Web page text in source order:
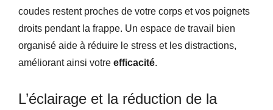
coudes restent proches de votre corps et vos poignets
droits pendant la frappe. Un espace de travail bien
organisé aide à réduire le stress et les distractions,
améliorant ainsi votre efficacité.
L’éclairage et la réduction de la